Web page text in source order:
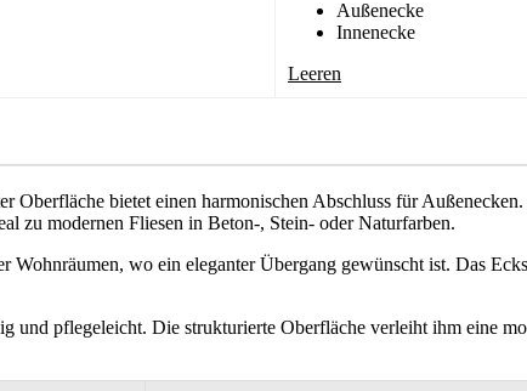
Außenecke
Innenecke
Leeren
bietet einen harmonischen Abschluss für
zu modernen Fliesen in Beton-, Stein- oder Naturfarben.
Wohnräumen, wo ein eleganter Übergang gewünscht ist. Das
und pflegeleicht. Die strukturierte Oberfläche verleiht ihm eine